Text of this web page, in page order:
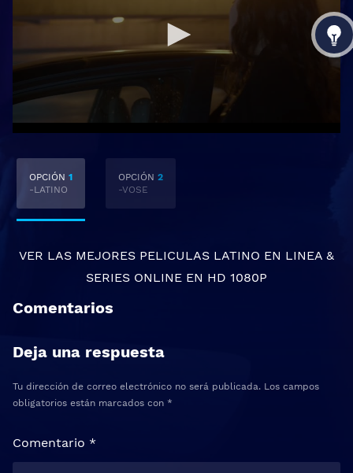
OPCIÓN 1
-LATINO
OPCIÓN 2
-VOSE
VER LAS MEJORES PELICULAS LATINO EN LINEA &
SERIES ONLINE EN HD 1080P
Comentarios
Deja una respuesta
Tu dirección de correo electrónico no será publicada. Los campos
obligatorios están marcados con *
Comentario *